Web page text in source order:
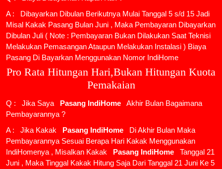
A : Dibayarkan Dibulan Berikutnya Mulai Tanggal 5 s/d 15 Jadi
Misal Kakak Pasang Bulan Juni , Maka Pembayaran Dibayarkan
Dibulan Juli ( Note : Pembayaran Bukan Dilakukan Saat Teknisi
Melakukan Pemasangan Ataupun Melakukan Instalasi ) Biaya
Pasang Di Bayarkan Menggunakan Nomor IndiHome
Pro Rata Hitungan Hari,Bukan Hitungan Kuota
Pemakaian
Q : Jika Saya Pasang IndiHome
Akhir Bulan Bagaimana
Pembayarannya ?
A : Jika Kakak
Pasang IndiHome
Di Akhir Bulan Maka
Pembayarannya Sesuai Berapa Hari Kakak Menggunakan
IndiHomenya , Misalkan Kakak
Pasang IndiHome
Tanggal 21
Juni , Maka Tinggal Kakak Hitung Saja Dari Tanggal 21 Juni Ke 5